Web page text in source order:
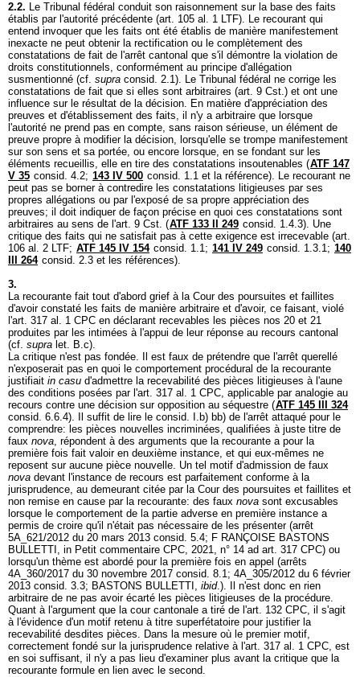
2.2. Le Tribunal fédéral conduit son raisonnement sur la base des faits
établis par l'autorité précédente (art. 105 al. 1 LTF). Le recourant qui
entend invoquer que les faits ont été établis de manière manifestement
inexacte ne peut obtenir la rectification ou le complètement des
constatations de fait de l'arrêt cantonal que s'il démontre la violation de
droits constitutionnels, conformément au principe d'allégation
susmentionné (cf. supra consid. 2.1). Le Tribunal fédéral ne corrige les
constatations de fait que si elles sont arbitraires (art. 9 Cst.) et ont une
influence sur le résultat de la décision. En matière d'appréciation des
preuves et d'établissement des faits, il n'y a arbitraire que lorsque
l'autorité ne prend pas en compte, sans raison sérieuse, un élément de
preuve propre à modifier la décision, lorsqu'elle se trompe manifestement
sur son sens et sa portée, ou encore lorsque, en se fondant sur les
éléments recueillis, elle en tire des constatations insoutenables (ATF 147
V 35 consid. 4.2; 143 IV 500 consid. 1.1 et la référence). Le recourant ne
peut pas se borner à contredire les constatations litigieuses par ses
propres allégations ou par l'exposé de sa propre appréciation des
preuves; il doit indiquer de façon précise en quoi ces constatations sont
arbitraires au sens de l'art. 9 Cst. (ATF 133 II 249 consid. 1.4.3). Une
critique des faits qui ne satisfait pas à cette exigence est irrecevable (art.
106 al. 2 LTF; ATF 145 IV 154 consid. 1.1; 141 IV 249 consid. 1.3.1; 140
III 264 consid. 2.3 et les références).
3.
La recourante fait tout d'abord grief à la Cour des poursuites et faillites
d'avoir constaté les faits de manière arbitraire et d'avoir, ce faisant, violé
l'art. 317 al. 1 CPC en déclarant recevables les pièces nos 20 et 21
produites par les intimées à l'appui de leur réponse au recours cantonal
(cf. supra let. B.c).
La critique n'est pas fondée. Il est faux de prétendre que l'arrêt querellé
n'exposerait pas en quoi le comportement procédural de la recourante
justifiait in casu d'admettre la recevabilité des pièces litigieuses à l'aune
des conditions posées par l'art. 317 al. 1 CPC, applicable par analogie au
recours contre une décision sur opposition au séquestre (ATF 145 III 324
consid. 6.6.4). Il suffit de lire le consid. I.b) bb) de l'arrêt attaqué pour le
comprendre: les pièces nouvelles incriminées, qualifiées à juste titre de
faux nova, répondent à des arguments que la recourante a pour la
première fois fait valoir en deuxième instance, et qui eux-mêmes ne
reposent sur aucune pièce nouvelle. Un tel motif d'admission de faux
nova devant l'instance de recours est parfaitement conforme à la
jurisprudence, au demeurant citée par la Cour des poursuites et faillites et
non remise en cause par la recourante: des faux nova sont excusables
lorsque le comportement de la partie adverse en première instance a
permis de croire qu'il n'était pas nécessaire de les présenter (arrêt
5A_621/2012 du 20 mars 2013 consid. 5.4; F RANÇOISE BASTONS
BULLETTI, in Petit commentaire CPC, 2021, n° 14 ad art. 317 CPC) ou
lorsqu'un thème est abordé pour la première fois en appel (arrêts
4A_360/2017 du 30 novembre 2017 consid. 8.1; 4A_305/2012 du 6 février
2013 consid. 3.3; BASTONS BULLETTI, ibid.). Il n'est donc en rien
arbitraire de ne pas avoir écarté les pièces litigieuses de la procédure.
Quant à l'argument que la cour cantonale a tiré de l'art. 132 CPC, il s'agit
à l'évidence d'un motif retenu à titre superfétatoire pour justifier la
recevabilité desdites pièces. Dans la mesure où le premier motif,
correctement fondé sur la jurisprudence relative à l'art. 317 al. 1 CPC, est
en soi suffisant, il n'y a pas lieu d'examiner plus avant la critique que la
recourante formule en lien avec le second.